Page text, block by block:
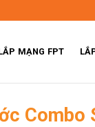
MẠNG FPT
Combo